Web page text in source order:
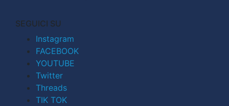
SEGUICI SU
Instagram
FACEBOOK
YOUTUBE
Twitter
Threads
TIK TOK